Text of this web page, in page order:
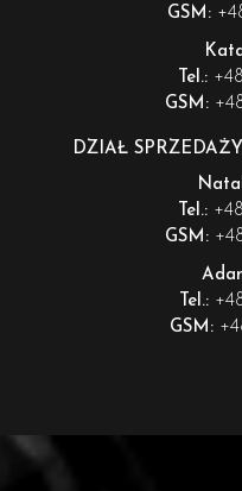
GSM:
Tel.:
GSM:
DZIAŁ
Tel.:
GSM:
Tel.:
GSM: